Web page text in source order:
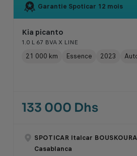
Garantie Spoticar 12 mois
Kia picanto
1.0 L 67 BVA X LINE
21 000 km Essence 2023
133 000 Dhs
SPOTICAR Italcar BOUSKOURA
Casablanca